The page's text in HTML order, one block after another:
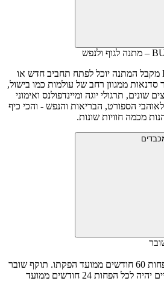
עם BUYME WELLNESS מקבל המתנה יוכל לפתח תחביב חדש או
ממגוון רחב של עולמות כמו בישול,
שונים, תרגולי יוגה ומיינדפולנס ואימוני
הספורט, הבריאות והנפש - והכי כיף
מכמה חוויות שונות.
תוקף שובר כספי הינו לכל הפחות 60 חודשים ממועד הפקתו. תוקף שובר
לרכישת מוצר או שירות מסויים יהיה לכל הפחות 24 חודשים ממועד